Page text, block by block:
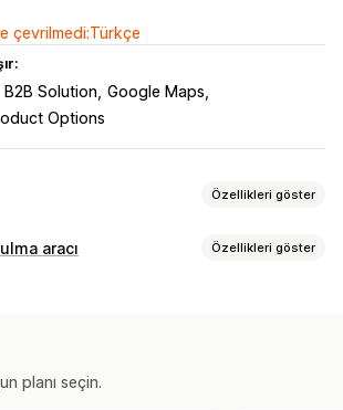
çevrilmedi:Türkçe
B2B Solution Google Maps
Options
Özellikleri göster
aracı Özellikleri göster
marka öğeleri
Çoklu dil
planı seçin.